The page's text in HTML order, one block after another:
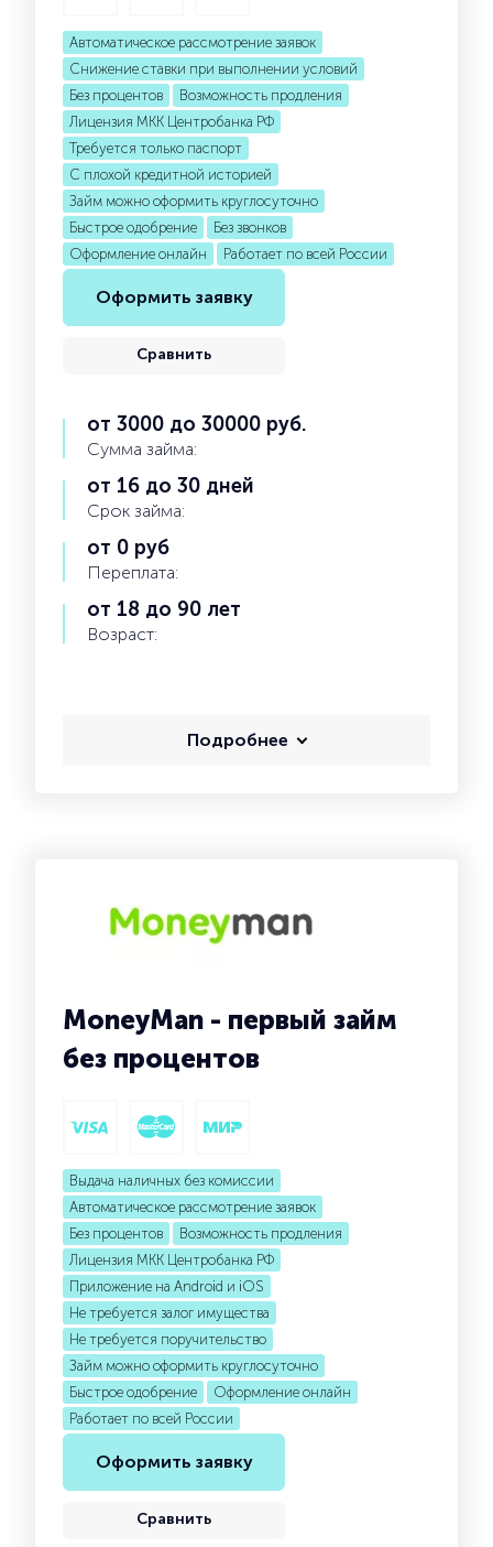
Автоматическое рассмотрение заявок
Снижение ставки при выполнении условий
Без процентов
Возможность продления
Лицензия МКК Центробанка РФ
Требуется только паспорт
С плохой кредитной историей
Займ можно оформить круглосуточно
Быстрое одобрение
Без звонков
Оформление онлайн
Работает по всей России
Оформить заявку
Сравнить
от 3000 до 30000 руб.
Сумма займа:
от 16 до 30 дней
Срок займа:
от 0 руб
Переплата:
от 18 до 90 лет
Возраст:
Подробнее
MoneyMan - первый займ
без процентов
Выдача наличных без комиссии
Автоматическое рассмотрение заявок
Без процентов
Возможность продления
Лицензия МКК Центробанка РФ
Приложение на Android и iOS
Не требуется залог имущества
Не требуется поручительство
Займ можно оформить круглосуточно
Быстрое одобрение
Оформление онлайн
Работает по всей России
Оформить заявку
Сравнить